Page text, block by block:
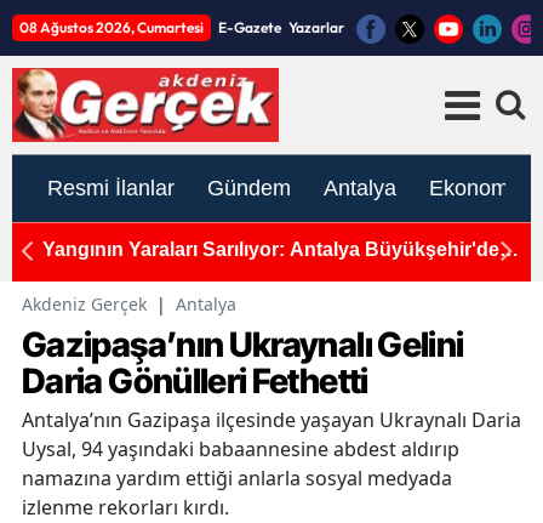
08 Ağustos 2026, Cumartesi E-Gazete Yazarlar
Resmi İlanlar Gündem Antalya Ekonomi
Dron Saldırısından Kurtulan Türk Mürettebat
Akdeniz Gerçek | Antalya
Gazipaşa’nın Ukraynalı Gelini
Daria Gönülleri Fethetti
Antalya’nın Gazipaşa ilçesinde yaşayan Ukraynalı Daria
Uysal, 94 yaşındaki babaannesine abdest aldırıp
namazına yardım ettiği anlarla sosyal medyada
izlenme rekorları kırdı.